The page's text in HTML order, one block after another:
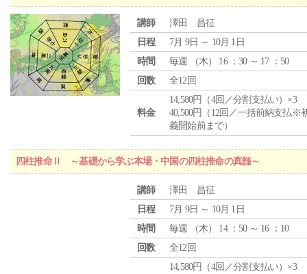
講師
澤田 昌征
日程
7月 9日 ～ 10月 1日
時間
毎週 （木） 16 ：30 ～ 17 ：50
回数
全12回
料金
14,580円（4回／分割支払い）×3
40,500円（12回／一括前納支払※
義開始前まで）
四柱推命Ⅱ ～基礎から学ぶ本場・中国の四柱推命の真髄～
講師
澤田 昌征
日程
7月 9日 ～ 10月 1日
時間
毎週 （木） 14 ：50 ～ 16 ：10
回数
全12回
14,580円（4回／分割支払い）×3